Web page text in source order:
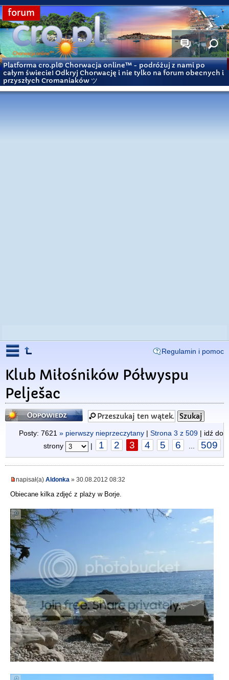
forum
Platforma cro.pl© Chorwacja online™ - podróżuj z nami po
całym świecie! Odkryj Chorwację i nie tylko na forum obecnych i
przyszłych Cromaniaków ツ
Regulamin i pomoc
Klub Miłośników Półwyspu
Pelješac
Odpowiedz
Posty: 7621 » pierwszy nieprzeczytany | Strona 3 z 509 | idź do
strony
| 1 2 3 4 5 6 509
napisał(a) Aldonka » 30.08.2012 08:32
Obiecane kilka zdjęć z plaży w Borje.